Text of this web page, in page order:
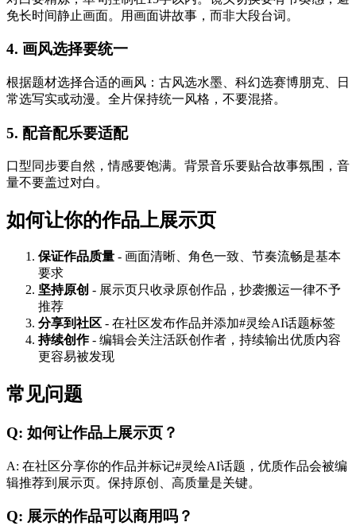
免长时间静止画面。用画面讲故事，而非大段台词。
4. 画风选择要统一
根据题材选择合适的画风：古风选水墨、科幻选赛博朋克、日
常选写实或动漫。全片保持统一风格，不要混搭。
5. 配音配乐要适配
口型同步要自然，情感要饱满。背景音乐要贴合故事氛围，音
量不要盖过对白。
如何让你的作品上展示页
保证作品质量 - 画面清晰、角色一致、节奏流畅是基本
要求
坚持原创 - 展示页只收录原创作品，抄袭搬运一律不予
推荐
分享到社区 - 在社区发布作品并添加#灵绘AI话题标签
持续创作- 编辑会关注活跃创作者，持续输出优质内容
更容易被发现
常见问题
Q: 如何让作品上展示页？
A: 在社区分享你的作品并标记#灵绘AI话题，优质作品会被编
辑推荐到展示页。保持原创、高质量是关键。
Q: 展示的作品可以商用吗？